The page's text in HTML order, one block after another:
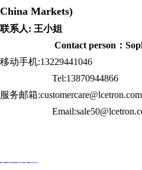
China Markets)
联系人:
Contact person：
移动手机
Tel:13870944866
服务邮箱